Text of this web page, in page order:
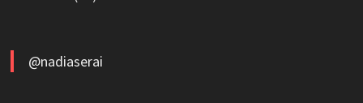
@nadiaserai